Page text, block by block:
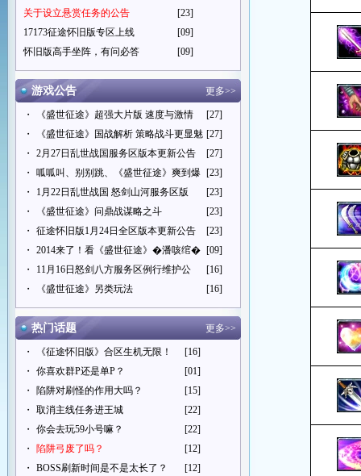
关于设立悬赏任务的公告
[23]
17173征途怀旧版专区上线
[09]
怀旧版高手坐阵，有问必答
[09]
游戏公告 更多>>
・ 《盛世征途》超强大片版 速度与激情
[27]
・
《盛世征途》国战解析 策略战斗更显魅 [27]
・
2月27日乱世战国服务区版本更新公告
[27]
・
呱呱叫、别别跳、《盛世征途》爽到爆 [23]
・
1月22日乱世战国 怒剑山河服务区版
[23]
・
《盛世征途》问鼎战谋略之斗
[23]
・
征途怀旧版1月24日全区版本更新公告
[23]
・
2014来了！看《盛世征途》�潘咳绾� [09]
・
11月16日怒剑八方服务区例行维护公
[16]
・
《盛世征途》另类玩法 [16]
热门话题 更多>>
・ 《征途怀旧版》合区生机无限！
[16]
・
你喜欢群P还是单P？
[01]
・
陷阱对刷怪的作用大吗？
[15]
・
取消主线任务进王城
[22]
・
你会去玩59小号嘛？
[22]
・
陷阱弓废了吗？
[12]
・
BOSS刷新时间是不是太长了？
[12]